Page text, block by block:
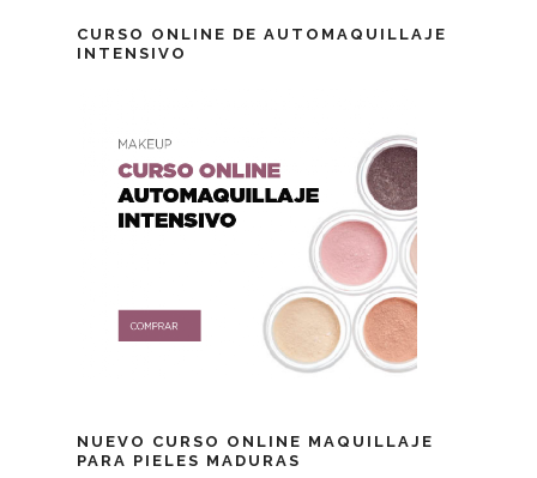
CURSO ONLINE DE AUTOMAQUILLAJE
INTENSIVO
NUEVO CURSO ONLINE MAQUILLAJE
PARA PIELES MADURAS